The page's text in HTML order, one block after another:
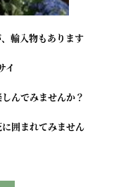
輸入物もあります
イ
んでみませんか？
囲まれてみません